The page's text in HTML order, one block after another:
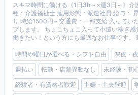
スキマ時間に働ける《1日3h～×週3日～》介
種：介護福祉士 雇用形態：派遣社員 給与：
り 時給1500円~ 交通費：一部支給 入ってい
プします。 ちょこちょこ入って小遣い稼ぎ
働きたい！という方にも最適なお仕事です。
時間や曜日が選べる・シフト自由
深夜・
週払い
転勤・店舗異動なし
未経験・初
経験者・有資格者歓迎
主婦・主夫歓迎